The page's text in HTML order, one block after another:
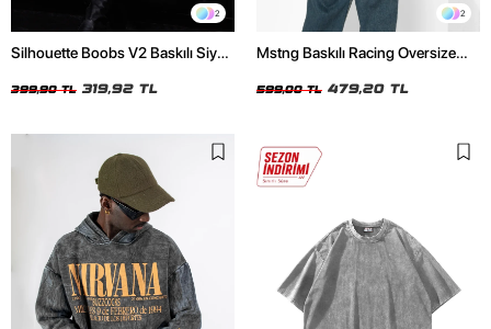
2
Silhouette Boobs V2 Baskılı Siyah
399,90 TL 319,92 TL
2
Mstng Baskılı Racing Oversize
599,00 TL 479,20 TL